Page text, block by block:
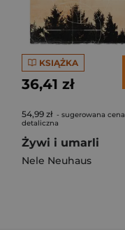
KSIĄŻKA
36,41 zł
54,99 zł - sugerowana cena
detaliczna
Żywi i umarli
Nele Neuhaus